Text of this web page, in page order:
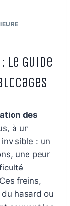
Guide
des
à un
: un
une peur
freins,
hasard ou